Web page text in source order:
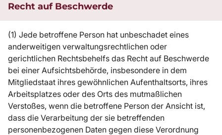
Recht auf Beschwerde
(1) Jede betroffene Person hat unbeschadet eines
anderweitigen verwaltungsrechtlichen oder
gerichtlichen Rechtsbehelfs das Recht auf Beschwerde
bei einer Aufsichtsbehörde, insbesondere in dem
Mitgliedstaat ihres gewöhnlichen Aufenthaltsorts, ihres
Arbeitsplatzes oder des Orts des mutmaßlichen
Verstoßes, wenn die betroffene Person der Ansicht ist,
dass die Verarbeitung der sie betreffenden
personenbezogenen Daten gegen diese Verordnung